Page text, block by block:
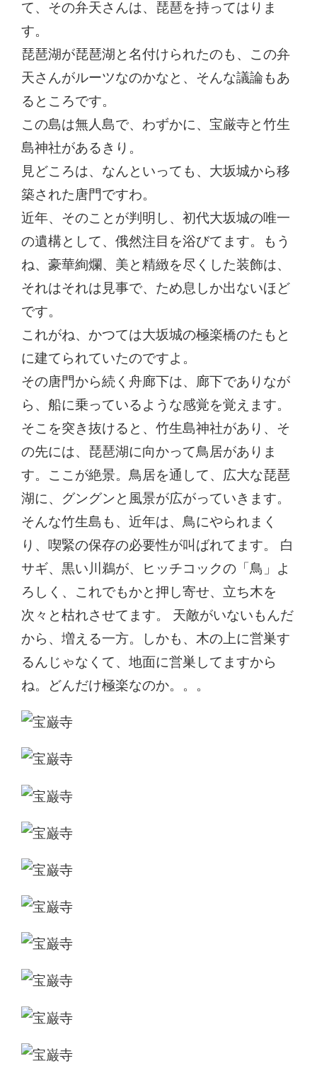
て、その弁天さんは、琵琶を持ってはりま
す。
琵琶湖が琵琶湖と名付けられたのも、この弁
天さんがルーツなのかなと、そんな議論もあ
るところです。
この島は無人島で、わずかに、宝厳寺と竹生
島神社があるきり。
見どころは、なんといっても、大坂城から移
築された唐門ですわ。
近年、そのことが判明し、初代大坂城の唯一
の遺構として、俄然注目を浴びてます。もう
ね、豪華絢爛、美と精緻を尽くした装飾は、
それはそれは見事で、ため息しか出ないほど
です。
これがね、かつては大坂城の極楽橋のたもと
に建てられていたのですよ。
その唐門から続く舟廊下は、廊下でありなが
ら、船に乗っているような感覚を覚えます。
そこを突き抜けると、竹生島神社があり、そ
の先には、琵琶湖に向かって鳥居がありま
す。ここが絶景。鳥居を通して、広大な琵琶
湖に、グングンと風景が広がっていきます。
そんな竹生島も、近年は、鳥にやられまく
り、喫緊の保存の必要性が叫ばれてます。 白
サギ、黒い川鵜が、ヒッチコックの「鳥」よ
ろしく、これでもかと押し寄せ、立ち木を
次々と枯れさせてます。 天敵がいないもんだ
から、増える一方。しかも、木の上に営巣す
るんじゃなくて、地面に営巣してますから
ね。どんだけ極楽なのか。。。